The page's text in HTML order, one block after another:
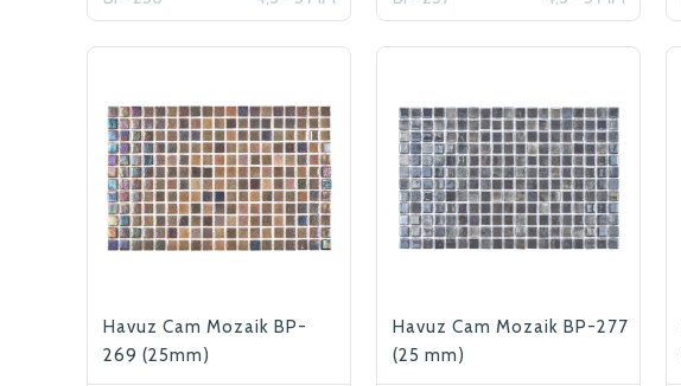
Havuz Cam Mozaik BP-
269 (25mm)
Havuz Cam Mozaik BP-277
(25 mm)